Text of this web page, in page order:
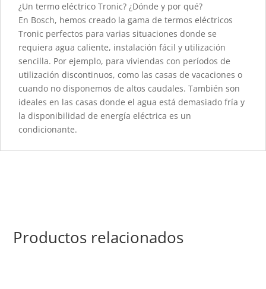
¿Un termo eléctrico Tronic? ¿Dónde y por qué?
En Bosch, hemos creado la gama de termos eléctricos
Tronic perfectos para varias situaciones donde se
requiera agua caliente, instalación fácil y utilización
sencilla. Por ejemplo, para viviendas con períodos de
utilización discontinuos, como las casas de vacaciones o
cuando no disponemos de altos caudales. También son
ideales en las casas donde el agua está demasiado fría y
la disponibilidad de energía eléctrica es un
condicionante.
Productos relacionados